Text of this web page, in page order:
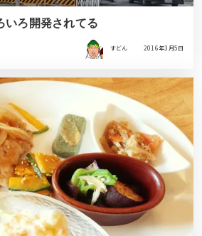
いろ開発されてる
すどん 2016年3月5日